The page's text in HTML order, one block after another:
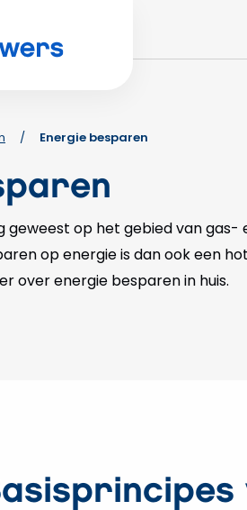
/ Energie besparen
geweest op het gebied van gas-
op energie is dan ook een hot
over energie besparen in huis.